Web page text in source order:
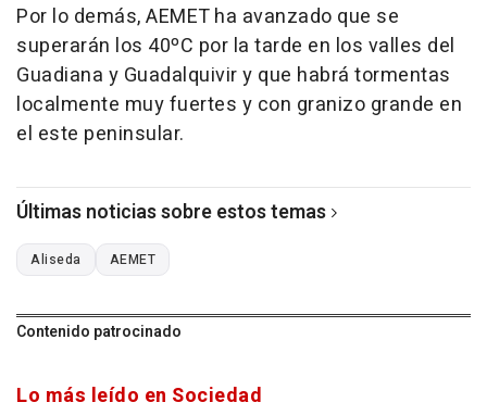
Por lo demás, AEMET ha avanzado que se
superarán los 40ºC por la tarde en los valles del
Guadiana y Guadalquivir y que habrá tormentas
localmente muy fuertes y con granizo grande en
el este peninsular.
Últimas noticias sobre estos temas
Aliseda AEMET
Contenido patrocinado
Lo más leído en Sociedad